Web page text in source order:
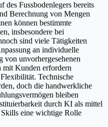
Fussbodenlegers bereits
Berechnung von Mengen
können bestimmte
insbesondere bei
sind viele Tätigkeiten
an individuelle
von unvorhergesehenen
Kunden erfordern
Technische
doch die handwerkliche
bleiben
durch KI als mittel
eine wichtige Rolle